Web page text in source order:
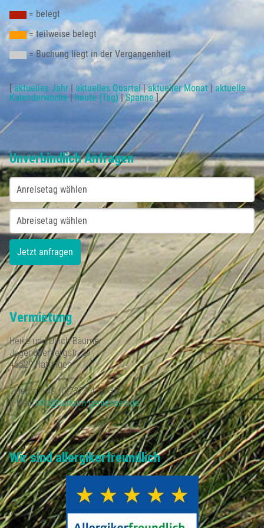
= belegt
= teilweise belegt
= Buchung liegt in der Vergangenheit
[aktuelles Jahr aktuelles Quartal|aktueller Monat
aktuelle
Kalenderwoche
heute (Tag) |Spanne]
Unverbindlich Anfragen
Vermietung
Heike und Ulrich Bäumer
Jugendherbergstr. 29
45529 Hattingen
Telefon: +49 (0)2324 4 50 35
E-Mail:info@borkum-geniessen.de
Wir sind allergikerfreundlich